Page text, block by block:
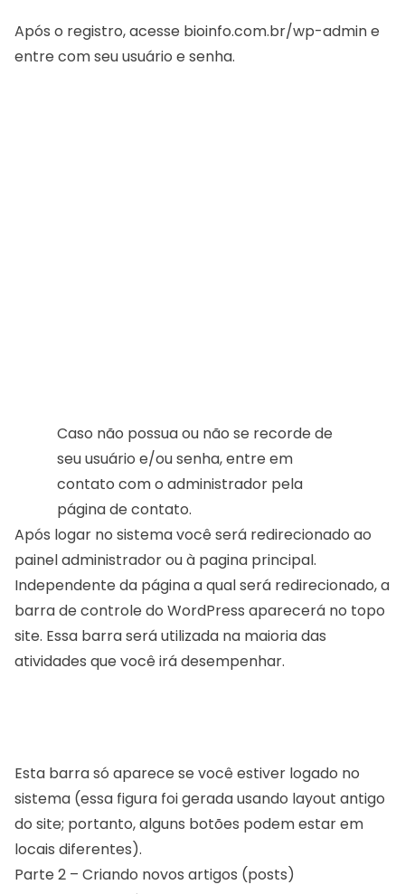
Após o registro, acesse bioinfo.com.br/wp-admine
entre com seu usuário e senha.
Caso não possua ou não se recorde de
seu usuário e/ou senha, entre em
contato com o administrador pela
página de contato.
Após logar no sistema você será redirecionado ao
painel administrador ou à pagina principal.
Independente da página a qual será redirecionado, a
barra de controle do WordPress aparecerá no topo
site. Essa barra será utilizada na maioria das
atividades que você irá desempenhar.
Esta barra só aparece se você estiver logado no
sistema (essa figura foi gerada usando layout antigo
do site; portanto, alguns botões podem estar em
locais diferentes).
Parte 2 – Criando novos artigos (posts)